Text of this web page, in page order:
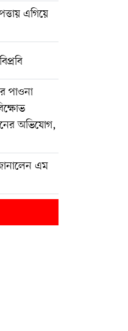
এগিয়ে
পাওনা
অভিযোগ,
এম